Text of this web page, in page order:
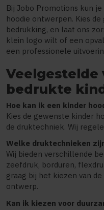
Bij Jobo Promotions kun
hoodie ontwerpen. Kies
bedrukking, en laat ons
klein logo wilt of een
een professionele
Veelgestelde
bedrukte
Hoe kan ik een kinder
Kies de gewenste kinder
de druktechniek. Wij
Welke druktechnieken
Wij bieden verschillende
zeefdruk, borduren,
graag bij het kiezen van
ontwerp.
Kan ik kiezen voor